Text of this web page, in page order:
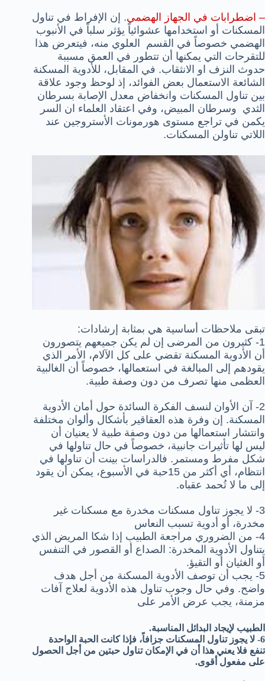
– اضطرابات في الجهاز الهضمي. إن الإفراط في تناول
المسكنات أو استخدامها عشوائياً يؤثر سلباً في الأنبوب
الهضمي خصوصاً في القسم العلوي منه، فيتعرض هذا
للتقرحات التي يمكنها أن تتطور في العمق مسببة
حدوث النزف او الانثقاب. في المقابل، للأدوية المسكنة
الشائعة الاستعمال بعض الفوائد، إذ لوحظ وجود علاقة
بين تناول المسكنات وانخفاض معدل الإصابة بسرطان
الثدي وسرطان المبيض، وفي اعتقاد العلماء ان السر
يكمن في تراجع مستوى هورمونات الأستروجين عند
اللاتي تناولن المسكنات.
تبقى ملاحظات أساسية هي بمثابة إرشادات:
1- كثيرون من المرضى إن لم يكن جميعهم يتصورون
أن الأدوية المسكنة تقضي على كل الآلام، الأمر الذي
يقودهم إلى المبالغة في استعمالها، خصوصاً أن الغالبية
العظمى منها تصرف من دون وصفة طبية.
2- آن الأوان لنسف الفكرة السائدة حول أمان الأدوية
المسكنة. إن وفرة هذه العقاقير بأشكال وألوان مختلفة
وانتشار استعمالها من دون وصفة طبية لا يعنيان أن
ليس لها تأثيرات جانبية، خصوصاً في حال تناولها في
شكل مفرط ومستمر. فالدراسات بينت أن تناولها في
انتظام، أي أكثر من 15حبة في الأسبوع، يمكن أن يقود
إلى ما لا تُحمد عقباه.
3- لا يجوز تناول مسكنات مخدرة مع مسكنات غير
مخدرة، أو أدوية تسبب النعاس
4- من الضروري مراجعة الطبيب إذا شكا المريض الذي
يتناول الأدوية المخدرة: الصداع أو القصور في التنفس
أو الغثيان أو التقيؤ.
5- يجب أن توصف الأدوية المسكنة من أجل هدف
واضح. وفي حال وجوب تناول هذه الأدوية لعلاج آفات
مزمنة، يجب عرض الأمر على
الطبيب لإيجاد البدائل المناسبة.
6- لا يجوز تناول المسكنات جزافاً، فإذا كانت الحبة الواحدة
تنفع فلا يعني هذا أن في الإمكان تناول حبتين من أجل الحصول
على مفعول أقوى.